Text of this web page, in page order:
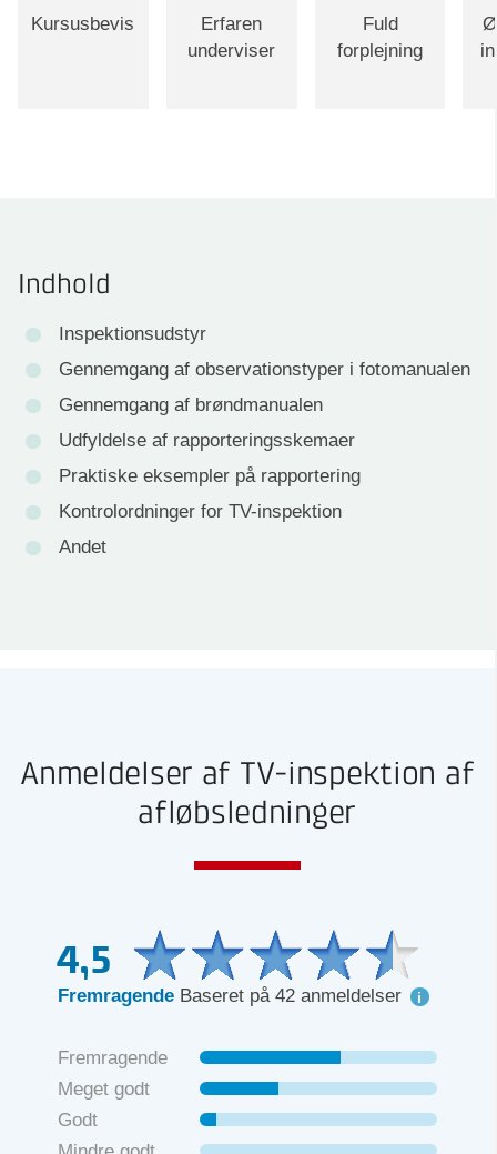
Kursusbevis
Erfaren
underviser
Fuld
forplejning
Indhold
Inspektionsudstyr
Gennemgang af observationstyper i fotomanualen
Gennemgang af brøndmanualen
Udfyldelse af rapporteringsskemaer
Praktiske eksempler på rapportering
Kontrolordninger for TV-inspektion
Andet
Anmeldelser af TV-inspektion af
afløbsledninger
4,5
Fremragende Baseret på 42 anmeldelser
Fremragende
Meget godt
Godt